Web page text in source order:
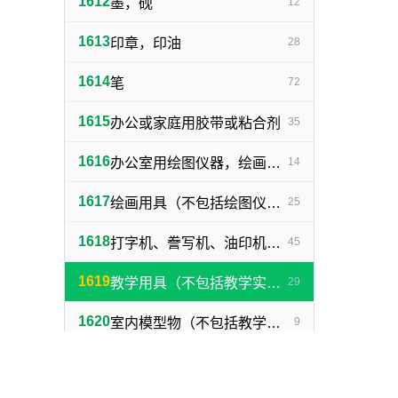
墨，砚
1613印章，印油 28
1614笔 72
1615办公或家庭用胶带或粘合剂 35
1616 办公室用绘图仪器，绘画仪器 14
1617 绘画用具（不包括绘图仪器，笔） 25
1618 打字机、誊写机、油印机及其附件（包括印刷铅字、印版） 45
1619 教学用具（不包括教学实验用仪器） 29
1620 室内模型物（不包括教学用模型标本） 9